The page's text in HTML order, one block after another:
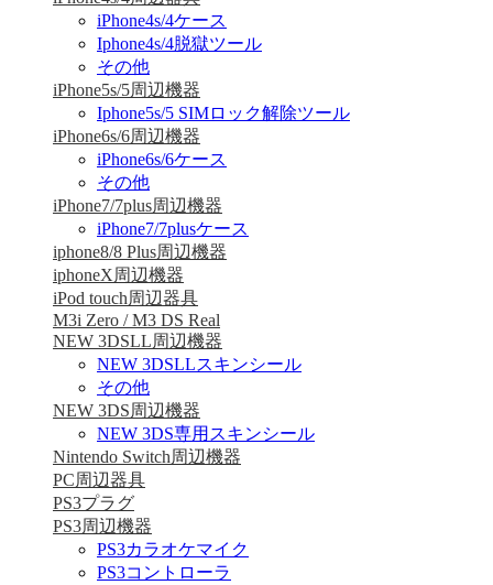
iPhone4s/4ケース
Iphone4s/4脱獄ツール
その他
iPhone5s/5周辺機器
Iphone5s/5 SIMロック解除ツール
iPhone6s/6周辺機器
iPhone6s/6ケース
その他
iPhone7/7plus周辺機器
iPhone7/7plusケース
iphone8/8 Plus周辺機器
iphoneX周辺機器
iPod touch周辺器具
M3i Zero / M3 DS Real
NEW 3DSLL周辺機器
NEW 3DSLLスキンシール
その他
NEW 3DS周辺機器
NEW 3DS専用スキンシール
Nintendo Switch周辺機器
PC周辺器具
PS3プラグ
PS3周辺機器
PS3カラオケマイク
PS3コントローラ